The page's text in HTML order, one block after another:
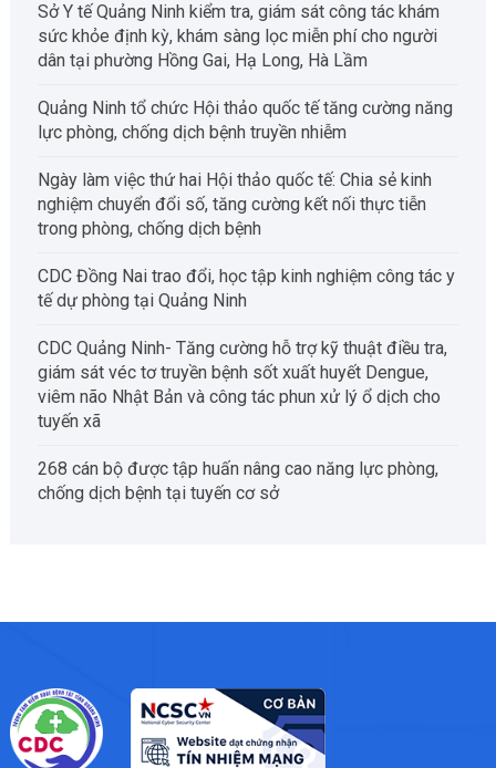
Sở Y tế Quảng Ninh kiểm tra, giám sát công tác khám
sức khỏe định kỳ, khám sàng lọc miễn phí cho người
dân tại phường Hồng Gai, Hạ Long, Hà Lầm
Quảng Ninh tổ chức Hội thảo quốc tế tăng cường năng
lực phòng, chống dịch bệnh truyền nhiễm
Ngày làm việc thứ hai Hội thảo quốc tế: Chia sẻ kinh
nghiệm chuyển đổi số, tăng cường kết nối thực tiễn
trong phòng, chống dịch bệnh
CDC Đồng Nai trao đổi, học tập kinh nghiệm công tác y
tế dự phòng tại Quảng Ninh
CDC Quảng Ninh- Tăng cường hỗ trợ kỹ thuật điều tra,
giám sát véc tơ truyền bệnh sốt xuất huyết Dengue,
viêm não Nhật Bản và công tác phun xử lý ổ dịch cho
tuyến xã
268 cán bộ được tập huấn nâng cao năng lực phòng,
chống dịch bệnh tại tuyến cơ sở